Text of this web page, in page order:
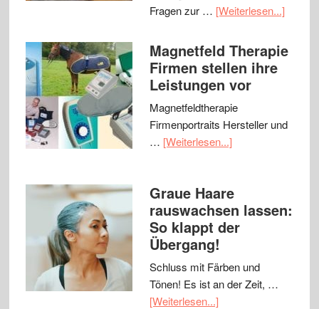
Fragen zur … [Weiterlesen...]
Magnetfeld Therapie
Firmen stellen ihre
Leistungen vor
Magnetfeldtherapie
Firmenportraits Hersteller und
… [Weiterlesen...]
Graue Haare
rauswachsen lassen:
So klappt der
Übergang!
Schluss mit Färben und
Tönen! Es ist an der Zeit, …
[Weiterlesen...]